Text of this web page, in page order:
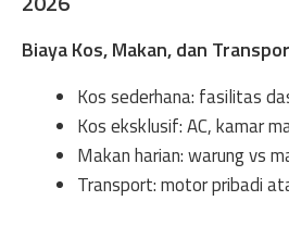
Biaya Kos, Makan, dan
Kos sederhana: fasilitas
Kos eksklusif: AC, kamar
Makan harian: warung vs
Transport: motor pribadi